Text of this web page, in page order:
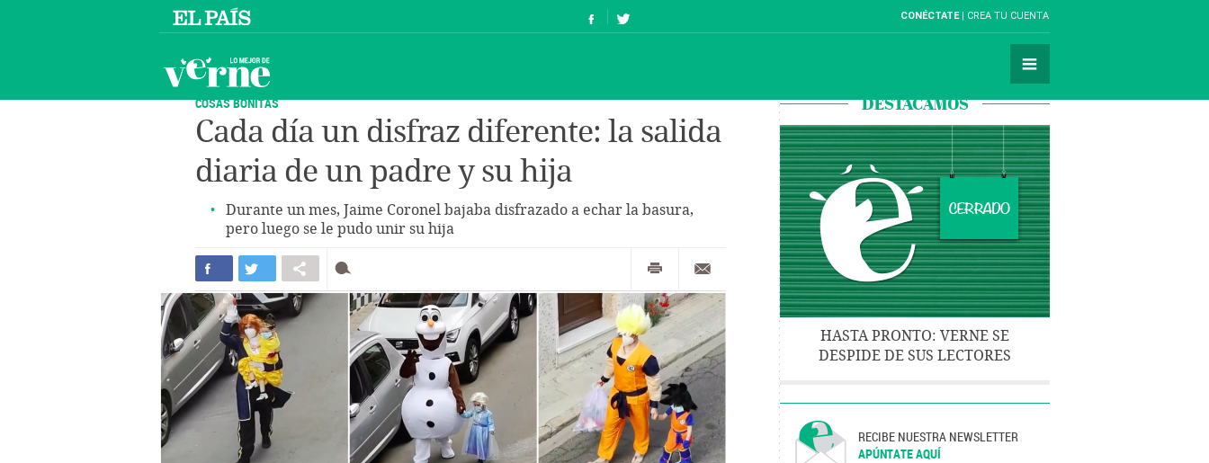
CONÉCTATE CREA TU CUENTA
COSAS BONITAS
Cada día un disfraz diferente: la salida
diaria de un padre y su hija
Durante un mes, Jaime Coronel bajaba disfrazado a echar la basura,
pero luego se le pudo unir su hija
DESTACAMOS
HASTA PRONTO: VERNE SE
DESPIDE DE SUS LECTORES
RECIBE NUESTRA NEWSLETTER
APÚNTATE AQUÍ